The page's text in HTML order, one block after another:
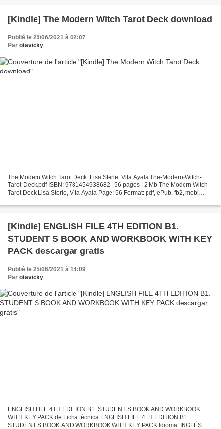
[Kindle] The Modern Witch Tarot Deck download
Publié le 26/06/2021 à 02:07
Par otavicky
The Modern Witch Tarot Deck. Lisa Sterle, Vita Ayala The-Modern-Witch-
Tarot-Deck.pdf ISBN: 9781454938682 | 56 pages | 2 Mb The Modern Witch
Tarot Deck Lisa Sterle, Vita Ayala Page: 56 Format: pdf, ePub, fb2, mobi
[Kindle] ENGLISH FILE 4TH EDITION B1.
STUDENT S BOOK AND WORKBOOK WITH KEY
PACK descargar gratis
Publié le 25/06/2021 à 14:09
Par otavicky
ENGLISH FILE 4TH EDITION B1. STUDENT S BOOK AND WORKBOOK
WITH KEY PACK de Ficha técnica ENGLISH FILE 4TH EDITION B1.
STUDENT S BOOK AND WORKBOOK WITH KEY PACK Idioma: INGLÉS